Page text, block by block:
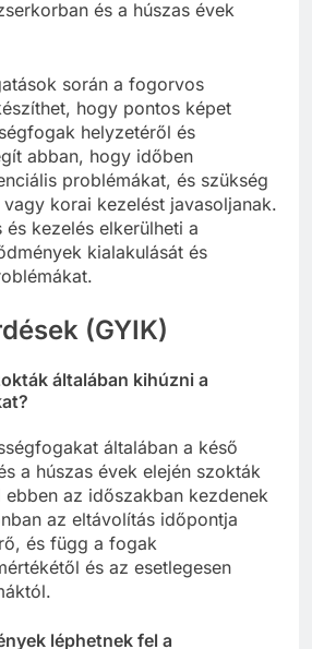
és a húszas évek
során a fogorvos
hogy pontos képet
helyzetéről és
abban, hogy időben
problémákat, és szükség
korai kezelést javasoljanak.
kezelés elkerülheti a
kialakulását és
(GYIK)
általában kihúzni a
általában a késő
a húszas évek elején szokták
az időszakban kezdenek
az eltávolítás időpontja
és függ a fogak
és az esetlegesen
léphetnek fel a